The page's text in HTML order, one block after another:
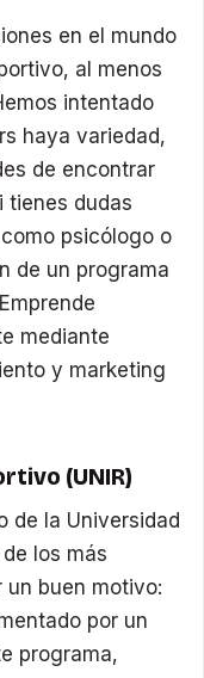
en el mundo
al menos
intentado
haya variedad,
de encontrar
tienes dudas
psicólogo o
de un programa
mediante
y marketing
(UNIR)
de la Universidad
los más
buen motivo:
por un
programa,